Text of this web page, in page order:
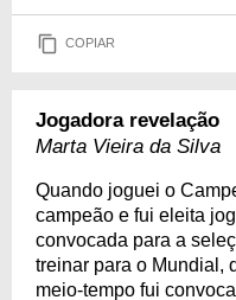
COPIAR
Jogadora revelação
Marta Vieira da Silva
Quando joguei o
campeão e fui eleita
convocada para a
treinar para o Mundial,
meio-tempo fui